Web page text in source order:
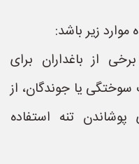
زیر باشد:
از باغداران برای
سوختگی یا جوندگان، از
تنه استفاده